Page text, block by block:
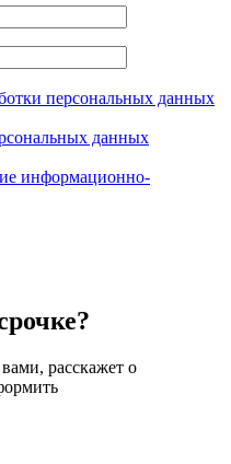
персональных данных
данных
информационно-
расскажет о